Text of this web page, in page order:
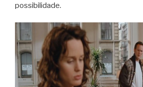
possibilidade.